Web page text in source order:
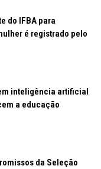
do IFBA para
é registrado pelo
inteligência artificial
a educação
da Seleção